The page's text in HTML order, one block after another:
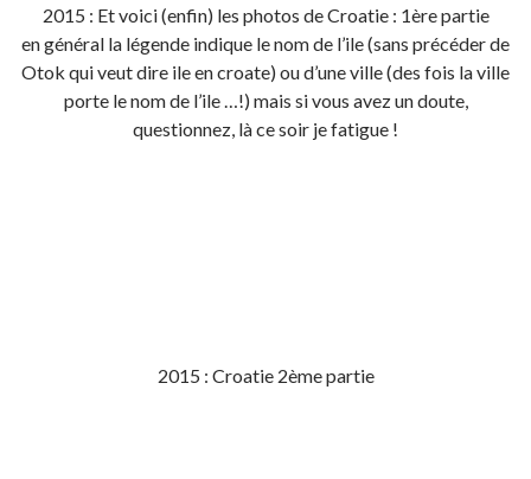
2015 : Et voici (enfin) les photos de Croatie : 1ère partie
en général la légende indique le nom de l’ile (sans précéder de
Otok qui veut dire ile en croate) ou d’une ville (des fois la ville
porte le nom de l’ile …!) mais si vous avez un doute,
questionnez, là ce soir je fatigue !
2015 : Croatie 2ème partie